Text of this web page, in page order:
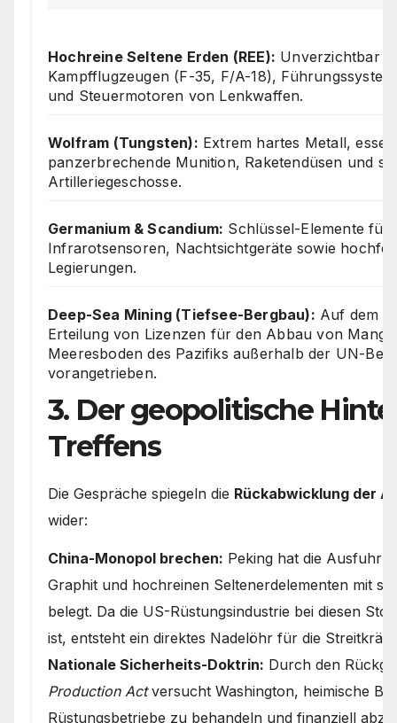
Hochreine Seltene Erden (REE): Unverzichtbar
Kampfflugzeugen (F-35, F/A-18),
und Steuermotoren von Lenkwaffen.
Wolfram (Tungsten): Extrem hartes Metall,
panzerbrechende Munition, Raketendüsen und
Artilleriegeschosse.
Germanium & Scandium: Schlüssel-Elemente für
Infrarotsensoren, Nachtsichtgeräte sowie
Legierungen.
Deep-Sea Mining (Tiefsee-Bergbau): Auf dem
Erteilung von Lizenzen für den Abbau von
Meeresboden des Pazifiks außerhalb der UN-
vorangetrieben.
3. Der geopolitische
Treffens
Die Gespräche spiegeln die Rückabwicklung der
wider:
China-Monopol brechen: Peking hat die Ausfuhr
Graphit und hochreinen Seltenerdelementen mit
belegt. Da die US-Rüstungsindustrie bei diesen
ist, entsteht ein direktes Nadelöhr für die
Nationale Sicherheits-Doktrin: Durch den
Production Actversucht Washington, heimische
Rüstungsbetriebe zu behandeln und finanziell